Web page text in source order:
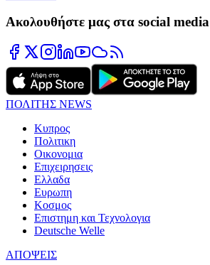
Ακολουθήστε μας στα social media
ΠΟΛΙΤΗΣ NEWS
Κυπρος
Πολιτικη
Οικονομια
Επιχειρησεις
Ελλαδα
Ευρωπη
Κοσμος
Επιστημη και Τεχνολογια
Deutsche Welle
ΑΠΟΨΕΙΣ